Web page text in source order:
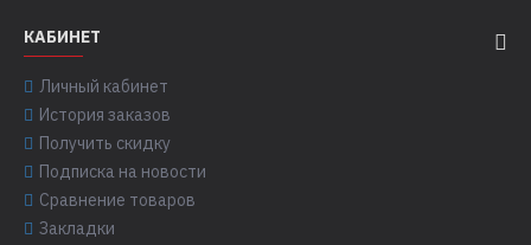
КАБИНЕТ
Личный кабинет
История заказов
Получить скидку
Подписка на новости
Сравнение товаров
Закладки